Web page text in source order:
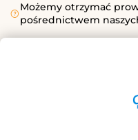
Możemy otrzymać
pośrednictwem